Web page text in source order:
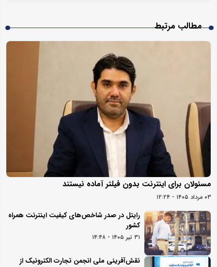
مطالب مرتبط
مسئولان برای اینترنت بدون فیلتر آماده نیستند
۰۳ مرداد ۱۴۰۵ - ۱۲:۲۴
رایتل در صدر شاخص‌های کیفیت اینترنت همراه
کشور
۳۱ تیر ۱۴۰۵ - ۱۴:۴۸
نقش‌آفرینی ملی انجمن تجارت الکترونیک از